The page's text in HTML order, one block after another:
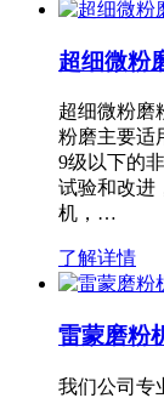
超细微粉
超细微粉磨
粉磨主要适
9级以下的
试验和改进
机，…
了解详情
雷蒙磨粉
我们公司专